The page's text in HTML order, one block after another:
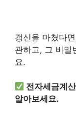
갱신을 마쳤다
관하고, 그 비밀
요.
전자세금계
알아보세요.